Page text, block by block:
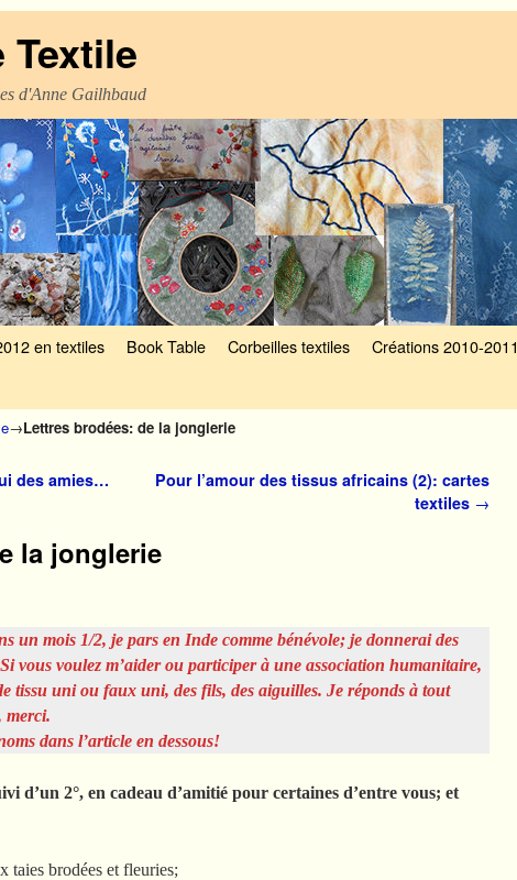
d'Anne Gailhbaud
en textiles Book Table Corbeilles textiles Créations 2010-2011
→Lettres brodées: de la jonglerie
des amies…
Pour l’amour des tissus africains (2): cartes
textiles →
la jonglerie
un mois 1/2, je pars en Inde comme bénévole; je donnerai des
vous voulez m’aider ou participer à une association humanitaire,
tissu uni ou faux uni, des fils, des aiguilles. Je réponds à tout
merci.
dans l’article en dessous!
d’un 2°, en cadeau d’amitié pour certaines d’entre vous; et
taies brodées et fleuries;